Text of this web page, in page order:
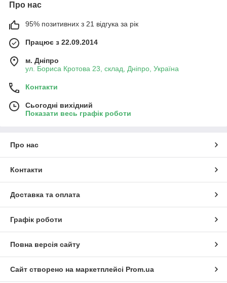
Про нас
95% позитивних з 21 відгука за рік
Працює з 22.09.2014
м. Дніпро
ул. Бориса Кротова 23, склад, Дніпро, Україна
Контакти
Сьогодні вихідний
Показати весь графік роботи
Про нас
Контакти
Доставка та оплата
Графік роботи
Повна версія сайту
Сайт створено на маркетплейсі Prom.ua